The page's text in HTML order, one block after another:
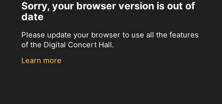
Sorry, your browser version is out of
date
Please update your browser to use all the features
of the Digital Concert Hall.
Learn more